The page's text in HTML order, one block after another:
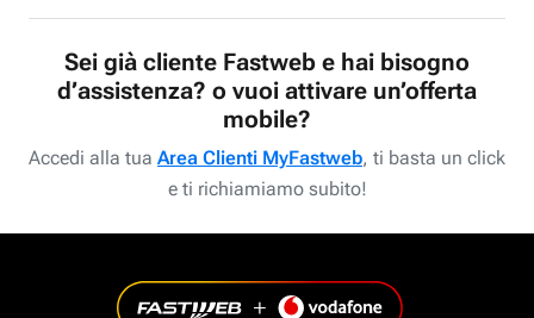
Sei già cliente Fastweb e hai bisogno
d’assistenza? o vuoi attivare un’offerta
mobile?
Accedi alla tua Area Clienti MyFastweb, ti basta un click
e ti richiamiamo subito!